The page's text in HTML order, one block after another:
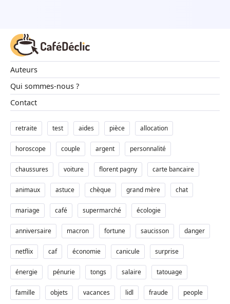
Auteurs
Qui sommes-nous ?
Contact
retraite test aides pièce allocation
horoscope couple argent personnalité
chaussures voiture florent pagny carte bancaire
animaux astuce chèque grand mère chat
mariage café supermarché écologie
anniversaire macron fortune saucisson danger
netflix caf économie canicule surprise
énergie pénurie tongs salaire tatouage
famille objets vacances lidl fraude people